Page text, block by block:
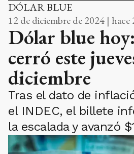
DÓLAR BLUE
12 de diciembre de 2024 | hace
Dólar blue
cerró este
diciembre
Tras el dato de
el INDEC, el billete
la escalada y avanzó